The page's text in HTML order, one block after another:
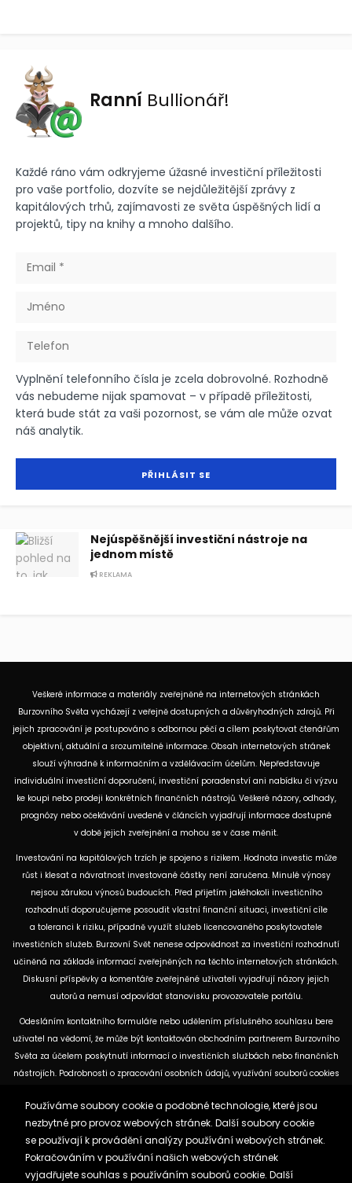
Ranní Bullionář!
Každé ráno vám odkryjeme úžasné investiční příležitosti
pro vaše portfolio, dozvíte se nejdůležitější zprávy z
kapitálových trhů, zajímavosti ze světa úspěšných lidí a
projektů, tipy na knihy a mnoho dalšího.
Vyplnění telefonního čísla je zcela dobrovolné. Rozhodně
vás nebudeme nijak spamovat – v případě příležitosti,
která bude stát za vaši pozornost, se vám ale může ozvat
náš analytik.
Nejúspěšnější investiční nástroje na
jednom místě
REKLAMA
Veškeré informace a materiály zveřejněné na internetových stránkách
Burzovního Světa vycházejí z veřejně dostupných a důvěryhodných zdrojů. Při
jejich zpracování je postupováno s odbornou péčí a cílem poskytovat čtenářům
objektivní, aktuální a srozumitelné informace. Obsah internetových stránek
slouží výhradně k informačním a vzdělávacím účelům. Nepředstavuje
individuální investiční doporučení, investiční poradenství ani nabídku či výzvu
ke koupi nebo prodeji konkrétních finančních nástrojů. Veškeré názory, odhady,
prognózy nebo očekávání uvedené v článcích vyjadřují informace dostupné
v době jejich zveřejnění a mohou se v čase měnit.
Investování na kapitálových trzích je spojeno s rizikem. Hodnota investic může
růst i klesat a návratnost investované částky není zaručena. Minulé výnosy
nejsou zárukou výnosů budoucích. Před přijetím jakéhokoli investičního
rozhodnutí doporučujeme posoudit vlastní finanční situaci, investiční cíle
a toleranci k riziku, případně využít služeb licencovaného poskytovatele
investičních služeb. Burzovní Svět nenese odpovědnost za investiční rozhodnutí
učiněná na základě informací zveřejněných na těchto internetových stránkách.
Diskusní příspěvky a komentáře zveřejněné uživateli vyjadřují názory jejich
autorů a nemusí odpovídat stanovisku provozovatele portálu.
Odesláním kontaktního formuláře nebo udělením příslušného souhlasu bere
uživatel na vědomí, že může být kontaktován obchodním partnerem Burzovního
Světa za účelem poskytnutí informací o investičních službách nebo finančních
nástrojích. Podrobnosti o zpracování osobních údajů, využívání souborů cookies
dostupných na těchto internetových stránkách. U jednotlivých článků mohou
být uvedeny informace o použitých zdrojích, datu původní analýzy nebo datu,
ke kterému se vztahují uvedené tržní údaje.
Používáme soubory cookie a podobné technologie, které jsou
nezbytné pro provoz webových stránek. Další soubory cookie
se používají k provádění analýzy používání webových stránek.
Pokračováním v používání našich webových stránek
vyjadřujete souhlas s používáním souborů cookie. Další